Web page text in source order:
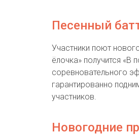
Песенный
Участники поют
ёлочка» получится
соревновательного
гарантированно
участников.
Новогодние